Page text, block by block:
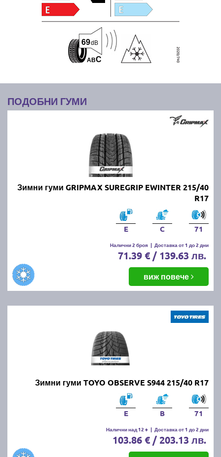
ABC
69dB
ПОДОБНИ ГУМИ
Зимни гуми GRIPMAX SUREGRIP EWINTER 215/40
R17
E C 71
Налични 2 броя | Доставка от 1 до 2 дни
71.39 € / 139.63 лв.
виж повече
Зимни гуми TOYO OBSERVE S944 215/40 R17
E B 71
Налични над 12 + | Доставка от 1 до 2 дни
103.86 € / 203.13 лв.